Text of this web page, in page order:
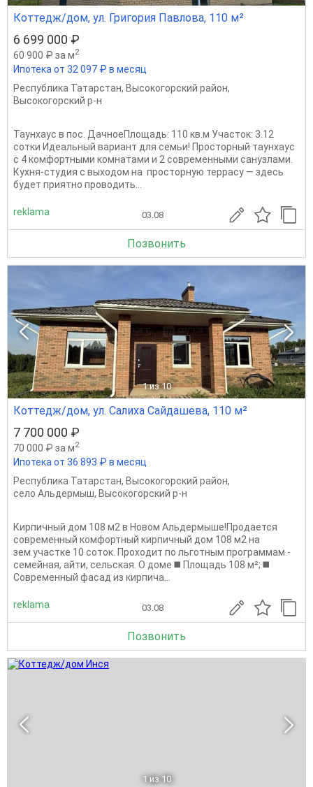
Коттедж/дом, ул. Григория Павлова, 110 м²
6 699 000 ₽
60 900 ₽ за м2
Ипотека от 32 097 ₽ в месяц
Республика Татарстан, Высокогорский район,
Высокогорский р-н
Таунхаус в пос. ДачноеПлощадь: 110 кв.м Участок: 3.12
сотки Идеальный вариант для семьи! Просторный таунхаус
с 4 комфортными комнатами и 2 современными санузлами.
Кухня-студия с выходом на просторную террасу — здесь
будет приятно проводить...
reklama 03.08
Позвонить
1 из 10
Коттедж/дом, ул. Салиха Сайдашева, 110 м²
7 700 000 ₽
70 000 ₽ за м2
Ипотека от 36 893 ₽ в месяц
Республика Татарстан, Высокогорский район,
село Альдермыш, Высокогорский р-н
Кирпичный дом 108 м2 в Новом Альдермыше!Продается
современный комфортный кирпичный дом 108 м2 на
зем.участке 10 соток. Проходит по льготным программам -
семейная, айти, сельская. O доме ◼️ Площaдь 108 м²; ◼️
Coвpеменный фaсад из киpпича...
reklama 03.08
Позвонить
1 из 10